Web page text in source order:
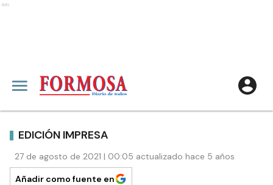
Ads
EDICIÓN IMPRESA
27 de agosto de 2021 | 00:05 actualizado hace 5 años
Añadir como fuente en